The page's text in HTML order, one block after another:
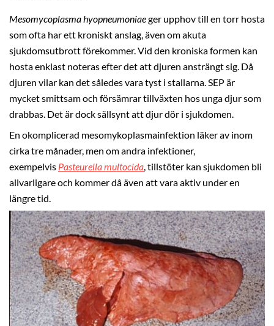
Mesomycoplasma hyopneumoniaeger upphov till en torr hosta
som ofta har ett kroniskt anslag, även om akuta
sjukdomsutbrott förekommer. Vid den kroniska formen kan
hosta enklast noteras efter det att djuren ansträngt sig. Då
djuren vilar kan det således vara tyst i stallarna. SEP är
mycket smittsam och försämrar tillväxten hos unga djur som
drabbas. Det är dock sällsynt att djur dör i sjukdomen.
En okomplicerad mesomykoplasmainfektion läker av inom
cirka tre månader, men om andra infektioner,
exempelvis Pasteurella multocida, tillstöter kan sjukdomen bli
allvarligare och kommer då även att vara aktiv under en
längre tid.